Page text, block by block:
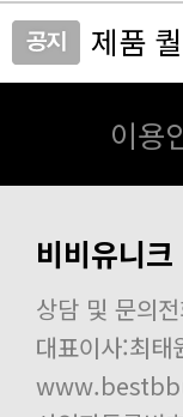
비비
개인
회원
의류
최고
디도
PC버
배송진
이용
비비유니크
상담 및 문의
대표이사:최태